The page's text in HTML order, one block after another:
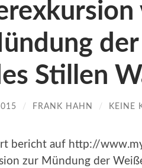
Stillen
/ FRANK HAHN / KEINE
bericht auf http://
zur Mündung der